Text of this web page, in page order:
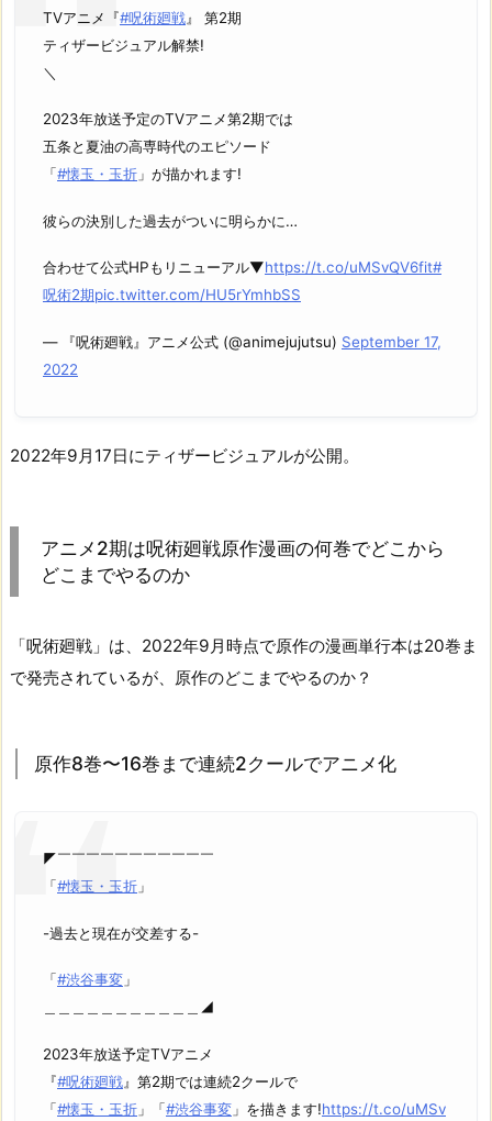
TVアニメ『#呪術廻戦』 第2期
ティザービジュアル解禁!
＼
2023年放送予定のTVアニメ第2期では
五条と夏油の高専時代のエピソード
「#懐玉・玉折 」が描かれます!
彼らの決別した過去がついに明らかに…
合わせて公式HPもリニューアル▼https://t.co/uMSvQV6fit#
呪術2期pic.twitter.com/HU5rYmhbSS
— 『呪術廻戦』アニメ公式 (@animejujutsu) September 17,
2022
2022年9月17日にティザービジュアルが公開。
アニメ2期は呪術廻戦原作漫画の何巻でどこから
どこまでやるのか
「呪術廻戦」は、2022年9月時点で原作の漫画単行本は20巻ま
で発売されているが、原作のどこまでやるのか？
原作8巻〜16巻まで連続2クールでアニメ化
◤￣￣￣￣￣￣￣￣￣￣￣
「#懐玉・玉折 」
-過去と現在が交差する-
「#渋谷事変 」
＿＿＿＿＿＿＿＿＿＿＿◢
2023年放送予定TVアニメ
『#呪術廻戦』第2期では連続2クールで
「#懐玉・玉折 」「#渋谷事変 」を描きます!https://t.co/uMSv